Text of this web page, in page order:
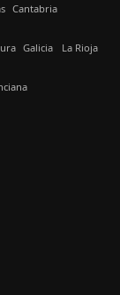
Cantabria
Galicia La Rioja